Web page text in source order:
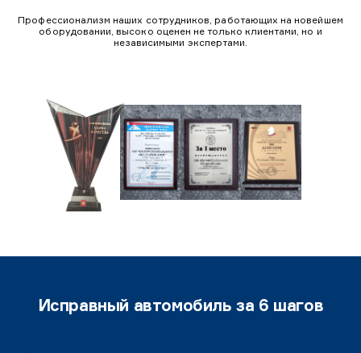
Профессионализм наших сотрудников, работающих на новейшем
оборудовании, высоко оценен не только клиентами, но и
независимыми экспертами.
Исправный автомобиль за 6 шагов